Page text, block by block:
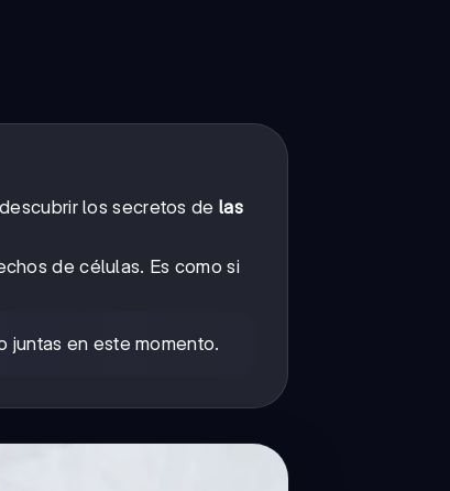
los secretos de las
de células. Es como si
juntas en este momento.